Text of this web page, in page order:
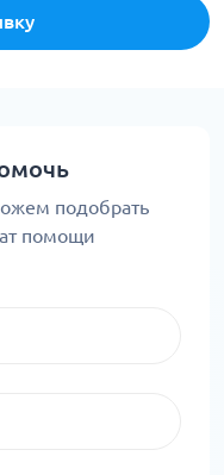
подобрать
помощи